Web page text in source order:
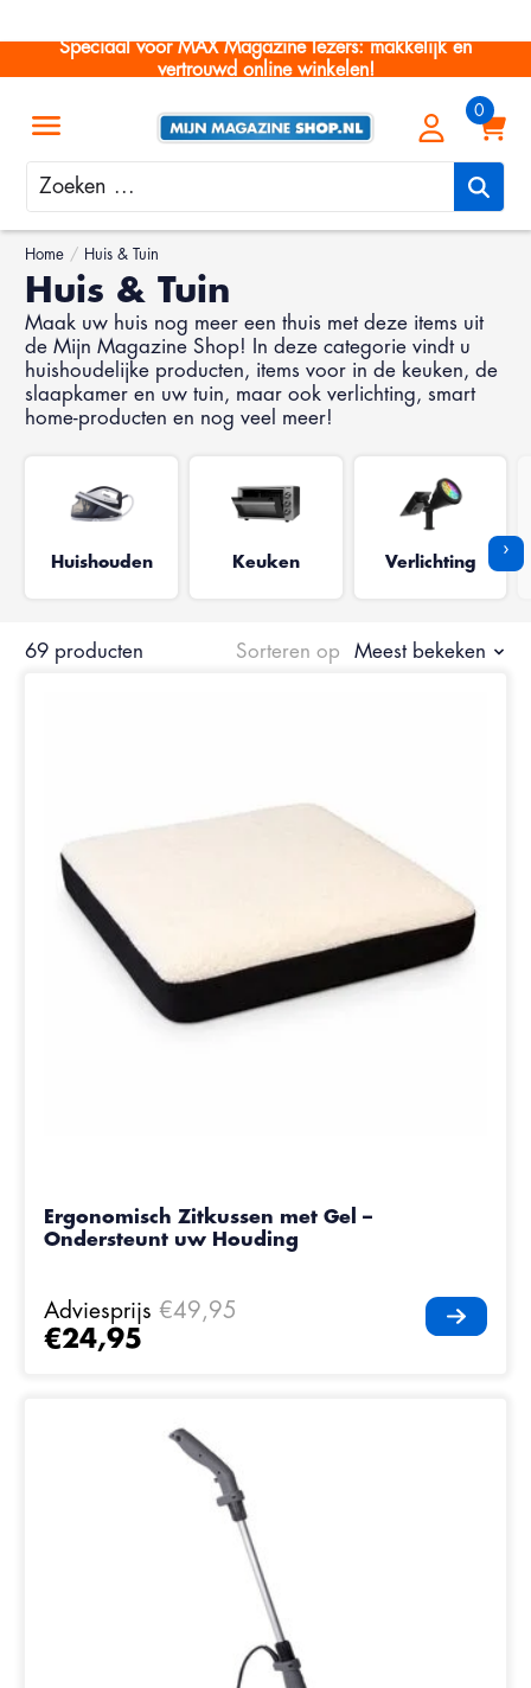
Speciaal voor MAX Magazine lezers: makkelijk en
vertrouwd online winkelen!
Zoeken
Home / Huis & Tuin
Huis & Tuin
Maak uw huis nog meer een thuis met deze items uit
de Mijn Magazine Shop! In deze categorie vindt u
huishoudelijke producten, items voor in de keuken, de
slaapkamer en uw tuin, maar ook verlichting, smart
home-producten en nog veel meer!
Huishouden Keuken Verlichting
›
69 producten Sorteren op Meest bekeken
Ergonomisch Zitkussen met Gel –
Ondersteunt uw Houding
Adviesprijs €49,95
€24,95